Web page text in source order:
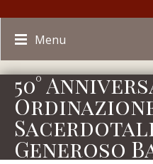
Menu
50°
Generoso